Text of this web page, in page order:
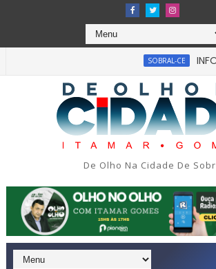
SOBRAL-CE
em tragédia na tarde da última
De Olho Na Cidade De